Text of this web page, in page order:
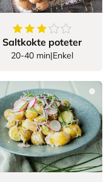
stjerner
Saltkokte poteter
20-40 min|Enkel